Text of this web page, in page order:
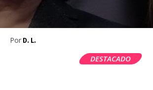
Por D. L.
DESTACADO